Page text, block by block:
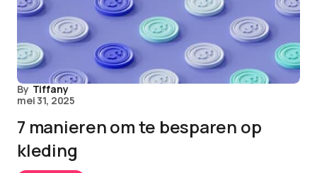
By Tiffany
mei 31, 2025
7 manieren om te besparen op
kleding